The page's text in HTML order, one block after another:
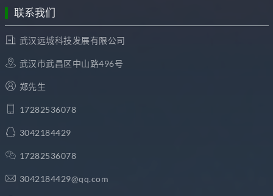
联系我们
武汉远城科技发展有限公司
武汉市武昌区中山路496号
郑先生
17282536078
3042184429
17282536078
3042184429@qq.com